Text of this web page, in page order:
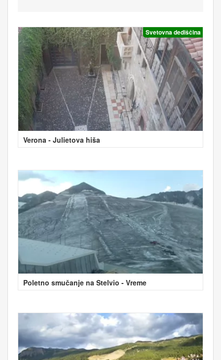
Svetovna dediščina
Verona - Julietova hiša
Poletno smučanje na Stelvio - Vreme